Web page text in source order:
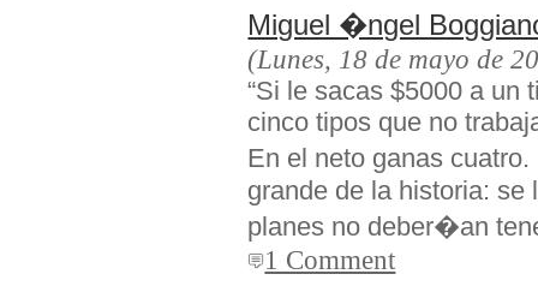
Miguel �ngel
(Lunes, 18 de mayo de
“Si le sacas $5000 a un
cinco tipos que no
En el neto ganas
grande de la historia:
planes no deber�an
1 Comment